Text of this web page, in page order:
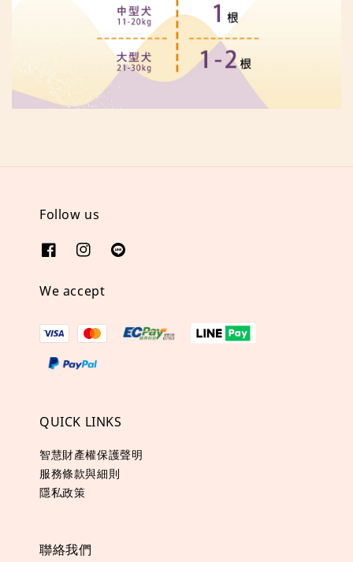
Follow us
We accept
QUICK LINKS
智慧財產權保護聲明
服務條款與細則
隱私政策
聯絡我們